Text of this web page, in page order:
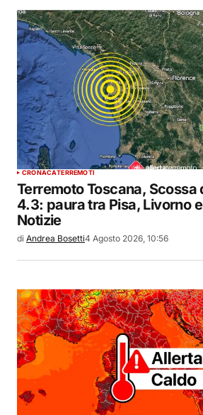
CRONACATERREMOTI
Terremoto Toscana,
4.3: paura tra Pisa, Livorno
Notizie
di Andrea Bosetti4 Agosto 2026, 10:56